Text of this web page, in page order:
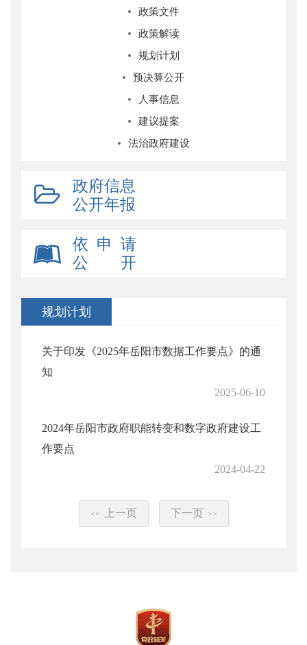
政策文件
政策解读
规划计划
预决算公开
人事信息
建议提案
法治政府建设
政府信息
公开年报
依 申 请
公 开
规划计划
关于印发《2025年岳阳市数据工作要点》的通
知
2025-06-10
2024年岳阳市政府职能转变和数字政府建设工
作要点
2024-04-22
<< 上一页 下一页 >>